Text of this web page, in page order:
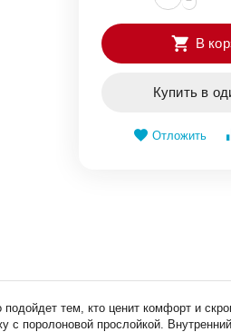
В
Купить в
Отложить
тем, кто ценит комфорт и
поролоновой прослойкой.